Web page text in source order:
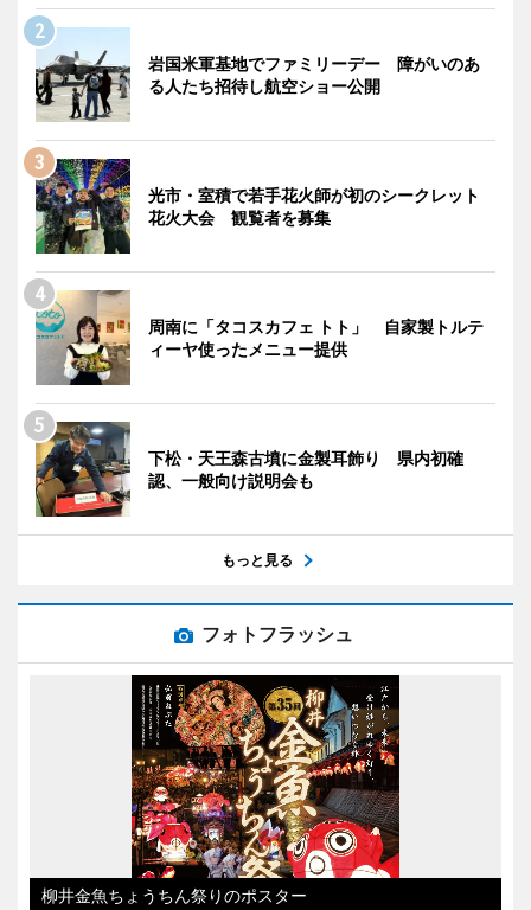
岩国米軍基地でファミリーデー 障がいのあ
る人たち招待し航空ショー公開
光市・室積で若手花火師が初のシークレット
花火大会 観覧者を募集
周南に「タコスカフェ トト」 自家製トルテ
ィーヤ使ったメニュー提供
下松・天王森古墳に金製耳飾り 県内初確
認、一般向け説明会も
もっと見る
フォトフラッシュ
柳井金魚ちょうちん祭りのポスター